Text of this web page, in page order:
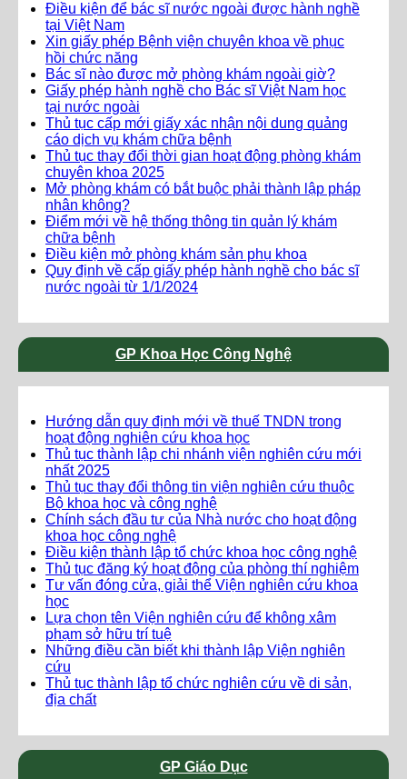
Điều kiện để bác sĩ nước ngoài được hành nghề
tại Việt Nam
Xin giấy phép Bệnh viện chuyên khoa về phục
hồi chức năng
Bác sĩ nào được mở phòng khám ngoài giờ?
Giấy phép hành nghề cho Bác sĩ Việt Nam học
tại nước ngoài
Thủ tục cấp mới giấy xác nhận nội dung quảng
cáo dịch vụ khám chữa bệnh
Thủ tục thay đổi thời gian hoạt động phòng khám
chuyên khoa 2025
Mở phòng khám có bắt buộc phải thành lập pháp
nhân không?
Điểm mới về hệ thống thông tin quản lý khám
chữa bệnh
Điều kiện mở phòng khám sản phụ khoa
Quy định về cấp giấy phép hành nghề cho bác sĩ
nước ngoài từ 1/1/2024
GP Khoa Học Công Nghệ
Hướng dẫn quy định mới về thuế TNDN trong
hoạt động nghiên cứu khoa học
Thủ tục thành lập chi nhánh viện nghiên cứu mới
nhất 2025
Thủ tục thay đổi thông tin viện nghiên cứu thuộc
Bộ khoa học và công nghệ
Chính sách đầu tư của Nhà nước cho hoạt động
khoa học công nghệ
Điều kiện thành lập tổ chức khoa học công nghệ
Thủ tục đăng ký hoạt động của phòng thí nghiệm
Tư vấn đóng cửa, giải thể Viện nghiên cứu khoa
học
Lựa chọn tên Viện nghiên cứu để không xâm
phạm sở hữu trí tuệ
Những điều cần biết khi thành lập Viện nghiên
cứu
Thủ tục thành lập tổ chức nghiên cứu về di sản,
địa chất
GP Giáo Dục